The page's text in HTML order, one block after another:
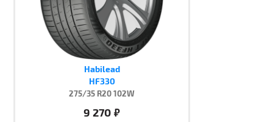
Habilead
HF330
275/35 R20 102W
9 270 руб.